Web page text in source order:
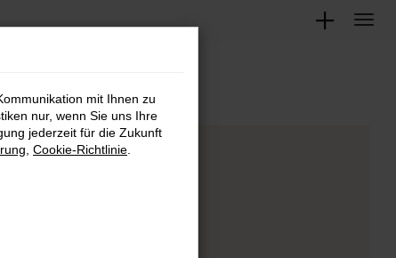
mit Ihnen zu
nur, wenn Sie uns Ihre
jederzeit für die Zukunft
Cookie-Richtlinie